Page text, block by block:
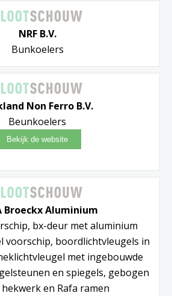
NRF B.V.
Bunkoelers
Non Ferro B.V.
Beunkoelers
Broeckx Aluminium
bx-deur met aluminium
voorschip, boordlichtvleugels in
met ingebouwde
en spiegels, gebogen
hekwerk en Rafa ramen